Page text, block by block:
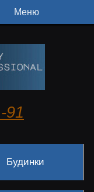
Меню
91
Будинки